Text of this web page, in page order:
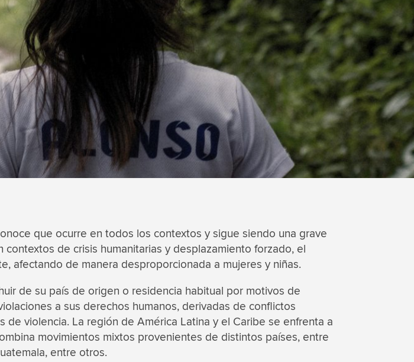
que ocurre en todos los contextos y sigue siendo una grave
de crisis humanitarias y desplazamiento forzado, el
afectando de manera desproporcionada a mujeres y niñas.
de su país de origen o residencia habitual por motivos de
a sus derechos humanos, derivadas de conflictos
violencia. La región de América Latina y el Caribe se enfrenta a
movimientos mixtos provenientes de distintos países, entre
entre otros.